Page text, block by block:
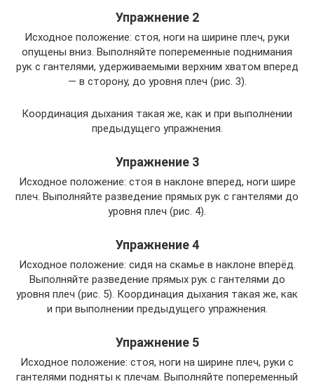
Упражнение 2
Исходное положение: стоя, ноги на ширине плеч, руки
опущены вниз. Выполняйте попеременные поднимания
рук с гантелями, удерживаемыми верхним хватом вперед
— в сторону, до уровня плеч (рис. 3).
Координация дыхания такая же, как и при выполнении
предыдущего упражнения.
Упражнение 3
Исходное положение: стоя в наклоне вперед, ноги шире
плеч. Выполняйте разведение прямых рук с гантелями до
уровня плеч (рис. 4).
Упражнение 4
Исходное положение: сидя на скамье в наклоне вперёд.
Выполняйте разведение прямых рук с гантелями до
уровня плеч (рис. 5). Координация дыхания такая же, как
и при выполнении предыдущего упражнения.
Упражнение 5
Исходное положение: стоя, ноги на ширине плеч, руки с
гантелями подняты к плечам. Выполняйте попеременный